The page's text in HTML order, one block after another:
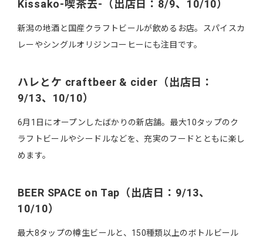
Kissako-喫茶去-（出店日：8/9、10/10）
新潟の地酒と国産クラフトビールが飲めるお店。スパイスカ
レーやシングルオリジンコーヒーにも注目です。
ハレとケ craftbeer & cider（出店日：
9/13、10/10）
6月1日にオープンしたばかりの新店舗。最大10タップのク
ラフトビールやシードルなどを、充実のフードとともに楽し
めます。
BEER SPACE on Tap（出店日：9/13、
10/10）
最大8タップの樽生ビールと、150種類以上のボトルビール